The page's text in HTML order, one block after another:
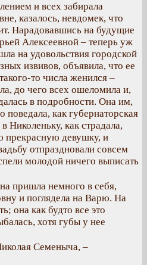
и всех забирала
казалось, невдомек, что
Нарадовавшись на будущие
Алексеевной – теперь уж
на удовольствия городской
извивов, объявила, что ее
то числа женился –
до чего всех ошеломила и,
в подробности. Она им,
поведала, как губернаторская
Николеньку, как страдала,
прекрасную девушку, и
отпраздновали совсем
молодой ничего выписать
пришла немного в себя,
и поглядела на Варю. На
она как будто все это
хотя губы у нее
Семеныча, –